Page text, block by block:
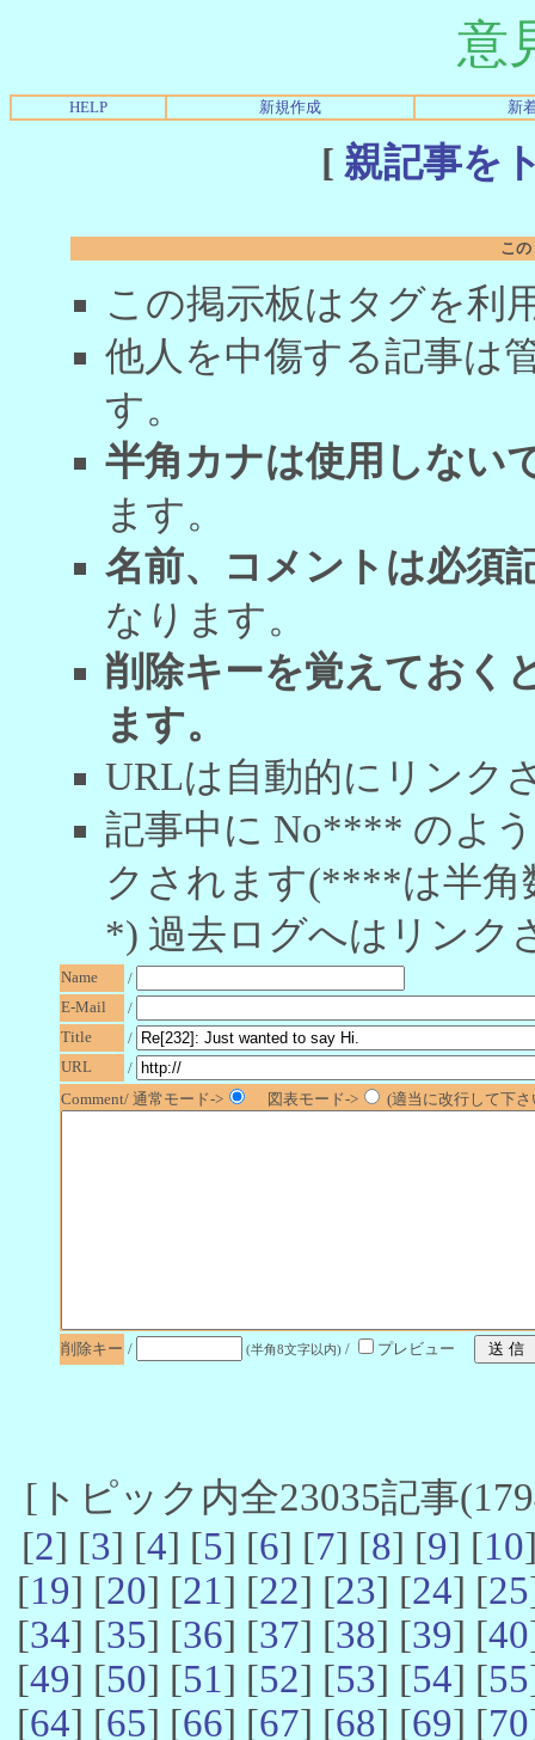
意
HELP 新規作成 新
[ 親記事を
こ
この掲示板はタグを利
他人を中傷する記事は
す。
半角カナは使用しない
ます。
名前、コメントは必須
なります。
削除キーを覚えておく
ます。
URLは自動的にリンク
記事中に No**** のよ
クされます(****は半角
*) 過去ログへはリンク
Name
/
E-Mail
/
Title
/
URL
/
Comment/ 通常モード->
図表モード-> (適当に改行して下
削除キー / (半角8文字以内) / プレビュー
[トピック内全23035記事
[2] [3] [4] [5] [6] [7] [8] [9] [10
[19] [20] [21] [22] [23] [24] [25
[34] [35] [36] [37] [38] [39] [40
[49] [50] [51] [52] [53] [54] [55
[64] [65] [66] [67] [68] [69] [70